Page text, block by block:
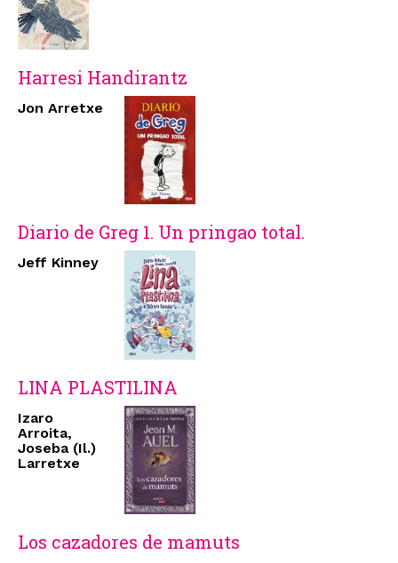
Harresi Handirantz
Jon Arretxe
Diario de Greg 1. Un pringao total.
Jeff Kinney
LINA PLASTILINA
Izaro
Arroita,
Joseba (Il.)
Larretxe
Los cazadores de mamuts